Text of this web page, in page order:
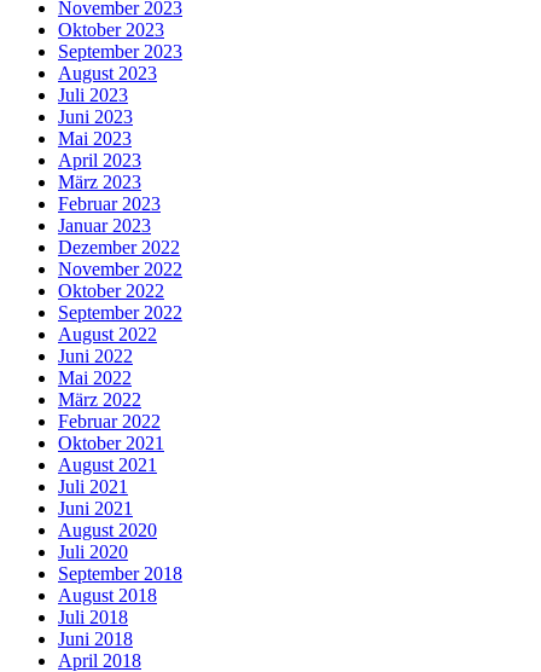
November 2023
Oktober 2023
September 2023
August 2023
Juli 2023
Juni 2023
Mai 2023
April 2023
März 2023
Februar 2023
Januar 2023
Dezember 2022
November 2022
Oktober 2022
September 2022
August 2022
Juni 2022
Mai 2022
März 2022
Februar 2022
Oktober 2021
August 2021
Juli 2021
Juni 2021
August 2020
Juli 2020
September 2018
August 2018
Juli 2018
Juni 2018
April 2018